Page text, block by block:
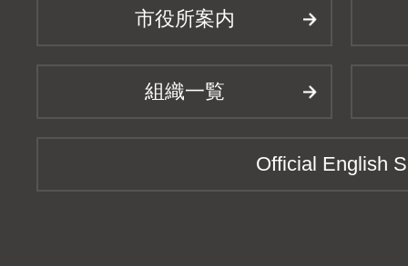
市役所案内
組織一覧
Official English